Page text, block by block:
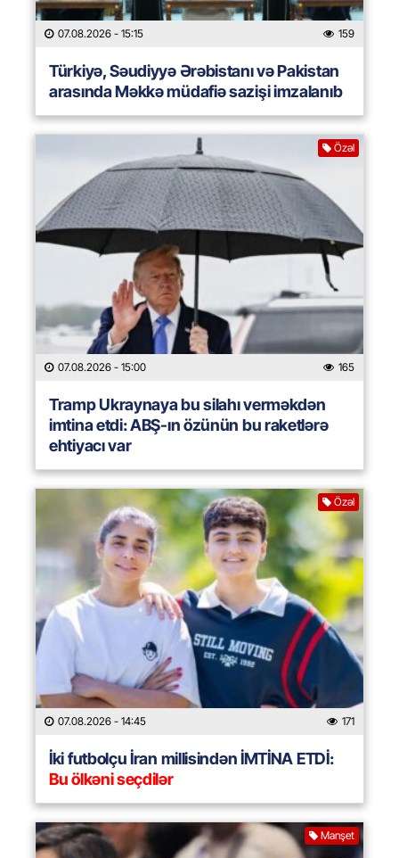
07.08.2026 - 15:15 159
Türkiyə, Səudiyyə Ərəbistanı və Pakistan
arasında Məkkə müdafiə sazişi imzalanıb
Özəl
07.08.2026 - 15:00 165
Tramp Ukraynaya bu silahı verməkdən
imtina etdi: ABŞ-ın özünün bu raketlərə
ehtiyacı var
Özəl
07.08.2026 - 14:45 171
İki futbolçu İran millisindən İMTİNA ETDİ:
Bu ölkəni seçdilər
Manşet